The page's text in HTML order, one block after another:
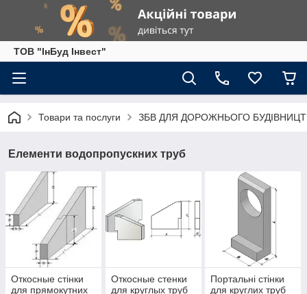
ТОВ "ІнБуд Інвест"
Товари та послуги ЗБВ ДЛЯ ДОРОЖНЬОГО
Елементи водопропускних труб
Откосные стінки
для прямокутних
Откосные стенки
для круглых труб
Портальні стінки
для круглих труб